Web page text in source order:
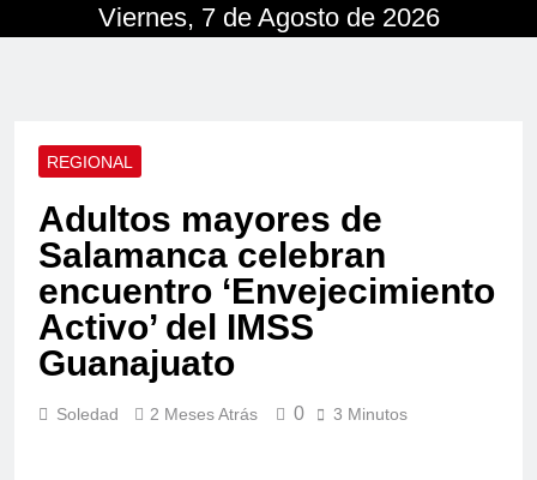
Viernes, 7 de Agosto de 2026
REGIONAL
Adultos mayores de
Salamanca celebran
encuentro ‘Envejecimiento
Activo’ del IMSS
Guanajuato
Soledad 2 Meses Atrás 0 3 Minutos